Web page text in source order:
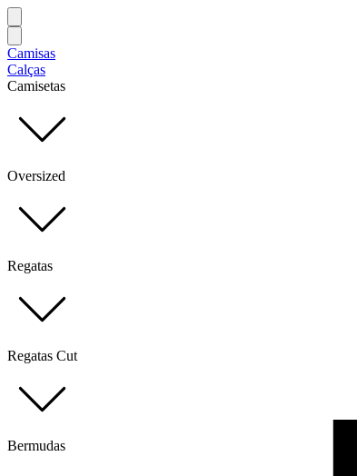
Camisas
Calças
Camisetas
Oversized
Regatas
Regatas Cut
Bermudas